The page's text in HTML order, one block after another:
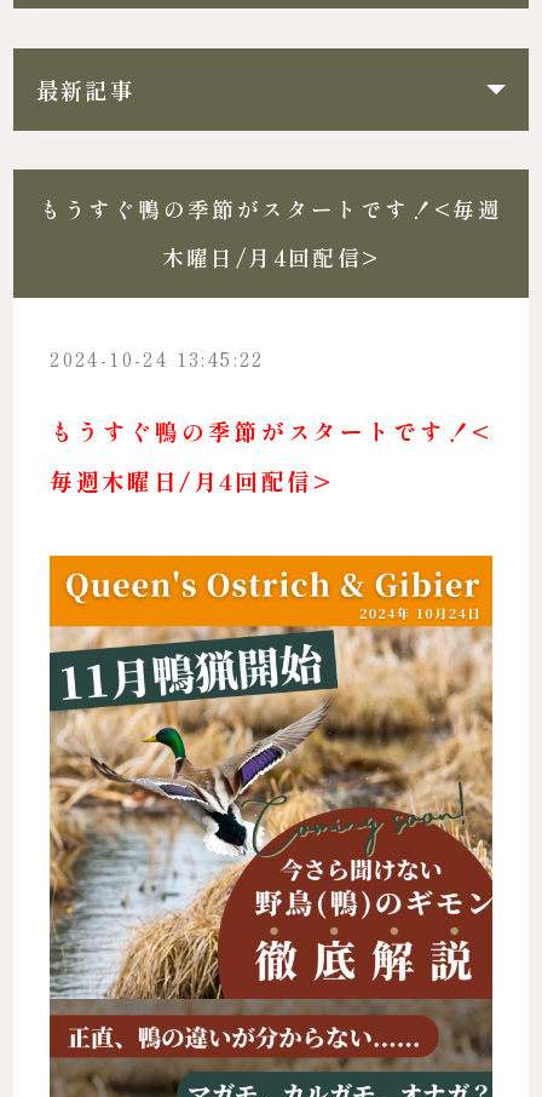
最新記事
もうすぐ鴨の季節がスタートです！<毎週
木曜日/月4回配信>
2024-10-24 13:45:22
もうすぐ鴨の季節がスタートです！<
毎週木曜日/月4回配信>